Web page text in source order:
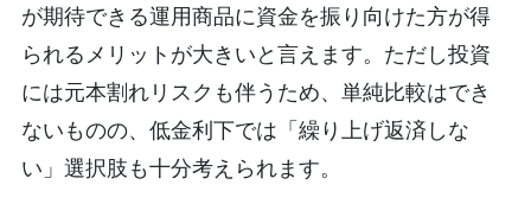
が期待できる運用商品に資金を振り向けた方が得
られるメリットが大きいと言えます。ただし投資
には元本割れリスクも伴うため、単純比較はでき
ないものの、低金利下では「繰り上げ返済しな
い」選択肢も十分考えられます。